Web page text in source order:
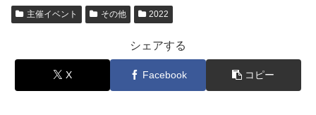
主催イベント その他 2022
シェアする
X Facebook コピー